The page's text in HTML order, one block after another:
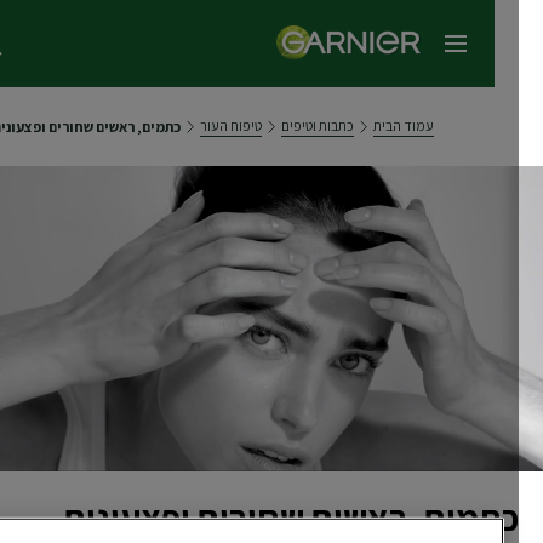
תפריט ראשי
עמוד הבית כתבות וטיפים טיפוח העור כתמים, ראשים שחורים ופצעונים
כתמים, ראשים שחורים ופצעונים -